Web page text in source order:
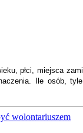
płci, miejsca
Ile osób, tyle
wolontariuszem